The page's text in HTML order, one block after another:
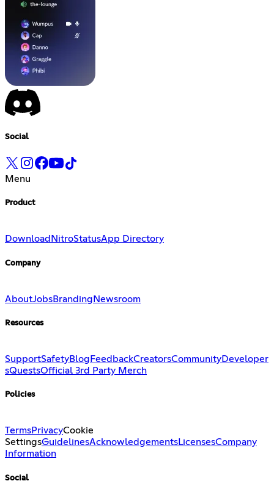
Social
Menu
Product
Download NitroStatusApp Directory
Company
AboutJobsBranding Newsroom
Resources
SupportSafetyBlog FeedbackCreatorsCommunityDeveloper
sQuestsOfficial 3rd Party Merch
Policies
TermsPrivacyCookie
SettingsGuidelinesAcknowledgementsLicensesCompany
Information
Social